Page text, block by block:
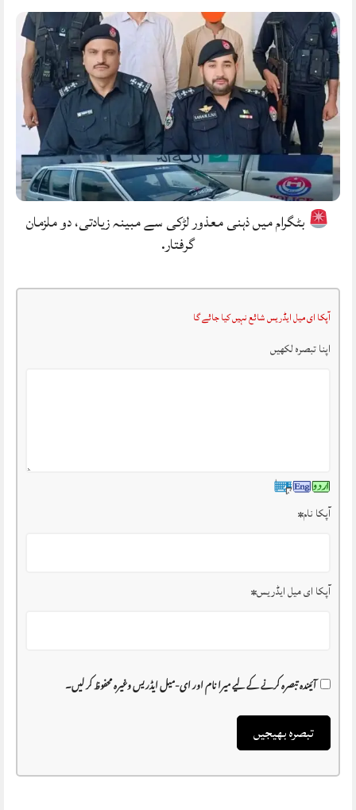
بٹگرام میں ذہنی معذور لڑکی سے مبینہ زیادتی، دو ملزمان
گرفتار.
آپکا ای میل ایڈریس شائع نہیں کیا جائے گا
اپنا تبصرہ لکھیں
آپکا نام*
آپکا ای میل ایڈریس*
آئیندہ تبصرہ کرنے کے لیے میرا نام اور ای-میل ایڈریس وغیرہ محفوظ کر لیں۔